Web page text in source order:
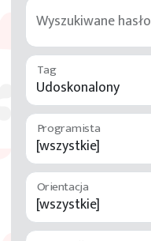
Wyszukiwane hasło
Tag
Programista
Orientacja